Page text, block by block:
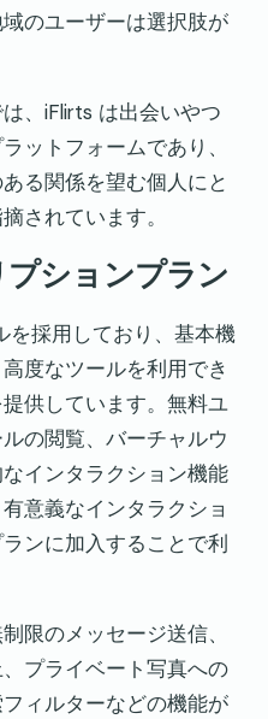
のユーザーは選択肢が
、iFlirts は出会いやつ
ットフォームであり、
る関係を望む個人にと
されています。
ションプラン
を採用しており、基本機
度なツールを利用でき
供しています。無料ユ
の閲覧、バーチャルウ
インタラクション機能
意義なインタラクショ
ンに加入することで利
限のメッセージ送信、
プライベート写真への
ィルターなどの機能が